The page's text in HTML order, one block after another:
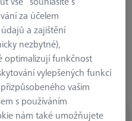
klade zvláštní
VAST (nebo VAST
celek. Pokročilých
dosahováno díky
jako je ZEISS C99m,
za účelem
a zajištění
nezbytné),
optimalizují funkčnost
vylepšených funkcí
vašim
s používáním
nám také umožňujete